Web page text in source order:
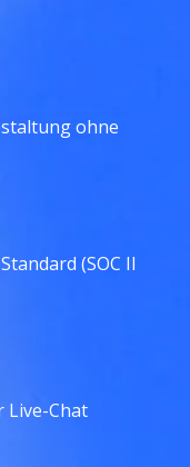
ohne
(SOC II
Live-Chat